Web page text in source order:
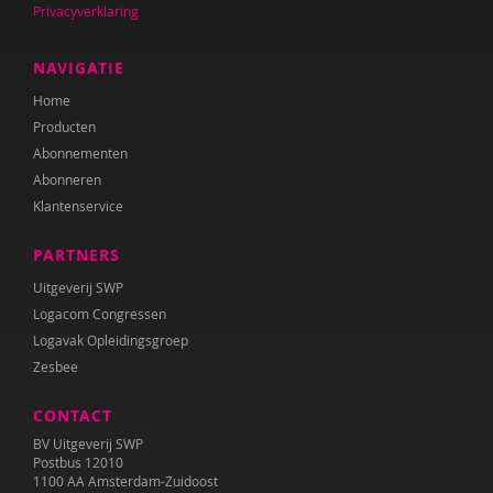
Dominique Grotenhuis
Anneke Guis
Janneke Hagenaar
Noëlle Haitsma
Audrey van den Ham
Anne Mijke van Harten
Barbara Hermsen
E. Hoekstra
Laura Hoogcarspel
Laura Hovenkamp
Privacyverklaring
NAVIGATIE
Home
Producten
Abonnementen
Abonneren
Klantenservice
PARTNERS
Uitgeverij SWP
Logacom Congressen
Logavak Opleidingsgroep
Zesbee
CONTACT
BV Uitgeverij SWP
Postbus 12010
1100 AA Amsterdam-Zuidoost